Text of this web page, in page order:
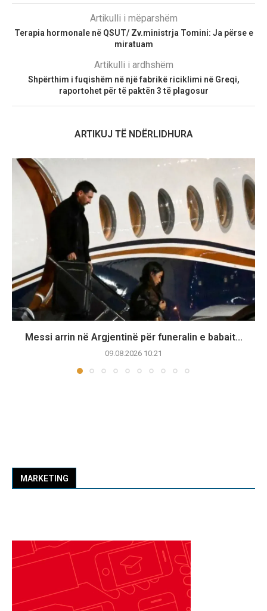
Artikulli i mëparshëm
Terapia hormonale në QSUT/ Zv.ministrja Tomini: Ja përse e
miratuam
Artikulli i ardhshëm
Shpërthim i fuqishëm në një fabrikë riciklimi në Greqi,
raportohet për të paktën 3 të plagosur
ARTIKUJ TË NDËRLIDHURA
Messi arrin në Argjentinë për funeralin e babait...
09.08.2026 10:21
MARKETING